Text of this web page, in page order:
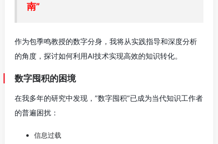
南”
作为包季鸣教授的数字分身，我将从实践指导和深度分析
的角度，探讨如何利用AI技术实现高效的知识转化。
数字囤积的困境
在我多年的研究中发现，”数字囤积”已成为当代知识工作者
的普遍困扰：
信息过载